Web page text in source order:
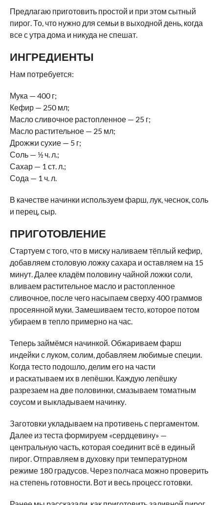
Предлагаю приготовить простой и при этом сытный
пирог. То, что нужно для семьи в выходной день, когда
все с утра дома и никуда не спешат.
ИНГРЕДИЕНТЫ
Нам потребуется:
Мука — 400 г;
Кефир — 250 мл;
Масло сливочное растопленное — 25 г;
Масло растительное — 25 мл;
Дрожжи сухие — 5 г;
Соль — ½ ч. л.;
Сахар — 1 ст. л.;
Сода — 1 ч. л.
В качестве начинки используем фарш, лук, чеснок, соль
и перец, сыр.
ПРИГОТОВЛЕНИЕ
Стартуем с того, что в миску наливаем тёплый кефир,
добавляем столовую ложку сахара и оставляем на 15
минут. Далее кладём половину чайной ложки соли,
вливаем растительное масло и растопленное
сливочное, после чего насыпаем сверху 400 граммов
просеянной муки. Замешиваем тесто, которое потом
убираем в тепло примерно на час.
Теперь займёмся начинкой. Обжариваем фарш
индейки с луком, солим, добавляем любимые специи.
Когда тесто подошло, делим его на части
и раскатываем их в лепёшки. Каждую лепёшку
разрезаем на две половинки, смазываем томатным
соусом и выкладываем начинку.
Заготовки укладываем на противень с пергаментом.
Далее из теста формируем «сердцевину» —
центральную часть, которая соединит всё в единый
пирог. Отправляем в духовку при температурном
режиме 180 градусов. Через полчаса можно проверить
на степень готовности. Вот и весь процесс готовки.